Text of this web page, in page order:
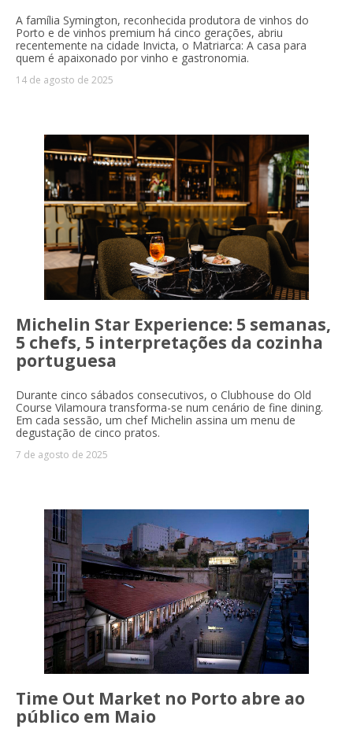
A família Symington, reconhecida produtora de vinhos do
Porto e de vinhos premium há cinco gerações, abriu
recentemente na cidade Invicta, o Matriarca: A casa para
quem é apaixonado por vinho e gastronomia.
14 de agosto de 2025
Michelin Star Experience: 5 semanas,
5 chefs, 5 interpretações da cozinha
portuguesa
Durante cinco sábados consecutivos, o Clubhouse do Old
Course Vilamoura transforma-se num cenário de fine dining.
Em cada sessão, um chef Michelin assina um menu de
degustação de cinco pratos.
7 de agosto de 2025
Time Out Market no Porto abre ao
público em Maio